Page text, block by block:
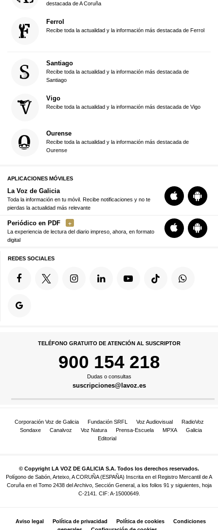
destacada de A Coruña
Ferrol
Recibe toda la actualidad y la información más destacada de Ferrol
Santiago
Recibe toda la actualidad y la información más destacada de
Santiago
Vigo
Recibe toda la actualidad y la información más destacada de Vigo
Ourense
Recibe toda la actualidad y la información más destacada de
Ourense
APLICACIONES MÓVILES
La Voz de Galicia
Toda la información en tu móvil. Recibe notificaciones y no te
pierdas la actualidad más relevante
Periódico en PDF
La experiencia de lectura del diario impreso, ahora, en formato
digital
REDES SOCIALES
TELÉFONO GRATUITO DE ATENCIÓN AL SUSCRIPTOR
900 154 218
Dudas o consultas
suscripciones@lavoz.es
Corporación Voz de Galicia Fundación SRFL Voz Audiovisual
RadioVoz
Sondaxe
Canalvoz Voz Natura Prensa-Escuela MPXA
Galicia
Editorial
© Copyright LA VOZ DE GALICIA S.A. Todos los derechos reservados.
Polígono de Sabón, Arteixo, A CORUÑA (ESPAÑA) Inscrita en el Registro Mercantil de A
Coruña en el Tomo 2438 del Archivo, Sección General, a los folios 91 y siguientes, hoja
C-2141. CIF: A-15000649.
Aviso legal Política de privacidad Política de cookies
Condiciones